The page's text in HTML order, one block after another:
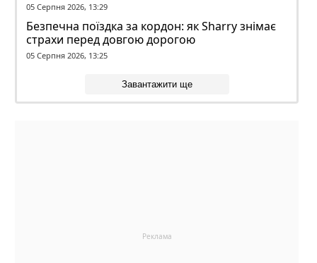
05 Серпня 2026, 13:29
Безпечна поїздка за кордон: як Sharry знімає
страхи перед довгою дорогою
05 Серпня 2026, 13:25
Завантажити ще